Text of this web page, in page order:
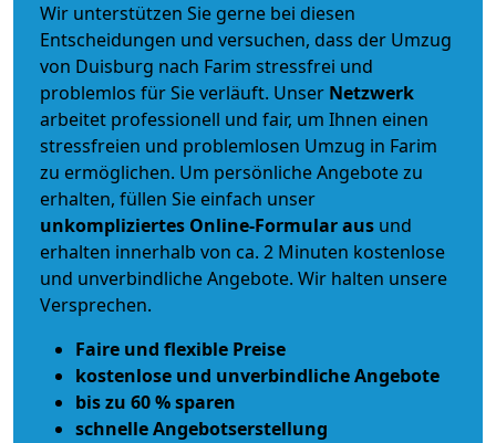
Wir unterstützen Sie gerne bei diesen
Entscheidungen und versuchen, dass der Umzug
von Duisburg nach Farim stressfrei und
problemlos für Sie verläuft. Unser Netzwerk
arbeitet professionell und fair, um Ihnen einen
stressfreien und problemlosen Umzug in Farim
zu ermöglichen. Um persönliche Angebote zu
erhalten, füllen Sie einfach unser
unkompliziertes Online-Formular aus und
erhalten innerhalb von ca. 2 Minuten kostenlose
und unverbindliche Angebote. Wir halten unsere
Versprechen.
Faire und flexible Preise
kostenlose und unverbindliche Angebote
bis zu 60 % sparen
schnelle Angebotserstellung